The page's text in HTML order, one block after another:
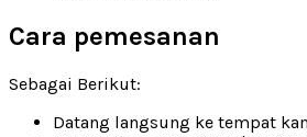
Cara pemesanan
Sebagai Berikut:
Datang langsung ke tempat